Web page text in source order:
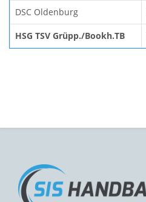
DSC Oldenburg
HSG TSV Grüpp./Bookh.TB